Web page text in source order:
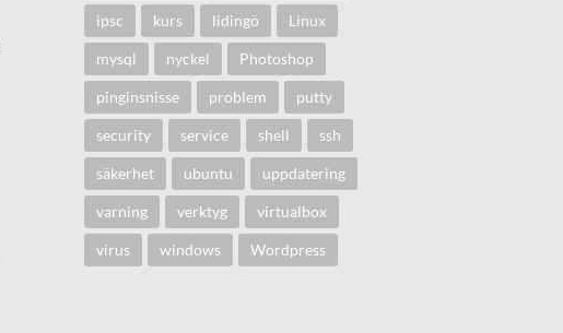
ipsc kurs lidingö Linux
mysql nyckel Photoshop
pinginsnisse problem putty
security service shell ssh
säkerhet ubuntu uppdatering
varning verktyg virtualbox
virus windows Wordpress